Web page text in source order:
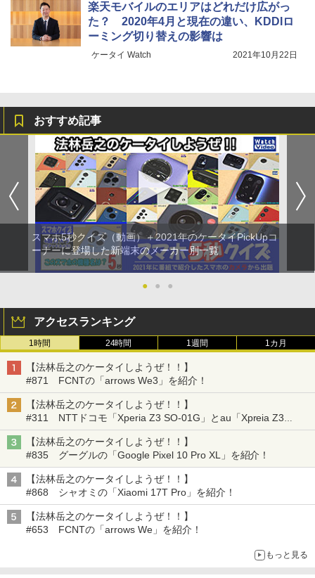
楽天モバイルのエリアはどれだけ広がっ
た？ 2020年4月と現在の違い、KDDIロ
ーミング切り替えの影響は
ケータイ Watch 2021年10月22日
おすすめ記事
スマホ5秒クイズ（動画）＋2021年のケータイPickUpコ
ーナーに登場した新端末のメーカー別一覧
● ● ●
アクセスランキング
1時間 24時間 1週間 1カ月
【法林岳之のケータイしようぜ！！】
#871 FCNTの「arrows We3」を紹介！
【法林岳之のケータイしようぜ！！】
#311 NTTドコモ「Xperia Z3 SO-01G」とau「Xpreia Z3
SOL26」を紹介！
【法林岳之のケータイしようぜ！！】
#835 グーグルの「Google Pixel 10 Pro XL」を紹介！
【法林岳之のケータイしようぜ！！】
#868 シャオミの「Xiaomi 17T Pro」を紹介！
【法林岳之のケータイしようぜ！！】
#653 FCNTの「arrows We」を紹介！
もっと見る